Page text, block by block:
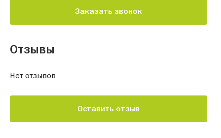
Заказать звонок
Отзывы
Нет отзывов
Оставить отзыв